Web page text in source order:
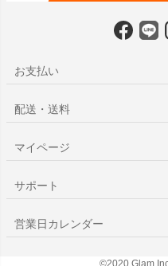
お支払い
配送・送料
マイページ
サポート
営業日カレンダー